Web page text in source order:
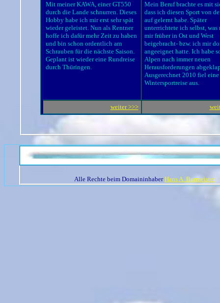
Mit meiner KAWA, einer GT550
durch die Lande schnurren. Dieses
Hobby habe ich mir erst sehr spät
wieder geleistet. Nun als Rentner
hoffe ich dafür mehr Zeit zu haben
und bin schon ordentlich am
Schrauben für die nächste Saison.
Geplant ist wieder eine Rundreise
durch Thüringen.
Mein Beruf brachte es mit
dass ich diesen Sport von
auf gelernt habe. Später
unterrichtete ich selbst, was
mir früher in Ost und West
beigebracht- bzw. ich mir
angeeignet hatte. Ich habe
Alpen nach immer neuen
Herausforderungen
Ausgerechnet 2010 fiel eine
Wintersportreise aus.
weiter >>>
Alle Rechte beim DomaininhaberHans A. Burmeister